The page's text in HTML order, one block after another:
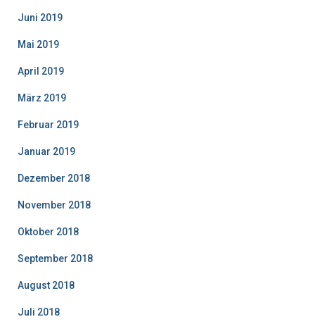
Juni 2019
Mai 2019
April 2019
März 2019
Februar 2019
Januar 2019
Dezember 2018
November 2018
Oktober 2018
September 2018
August 2018
Juli 2018